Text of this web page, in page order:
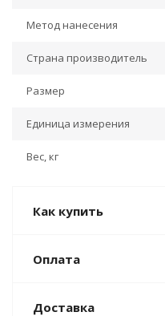
Метод нанесения
Страна производитель
Размер
Единица измерения
Вес, кг
Как купить
Оплата
Доставка